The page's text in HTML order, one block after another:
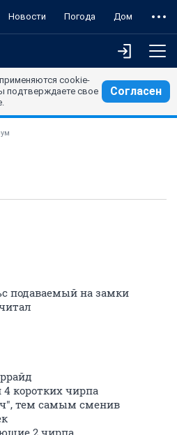
Новости Погода Дом
cookie-
подтверждаете свое
Согласен
подаваемый на замки
коротких чирпа
тем самым сменив
2 чирпа